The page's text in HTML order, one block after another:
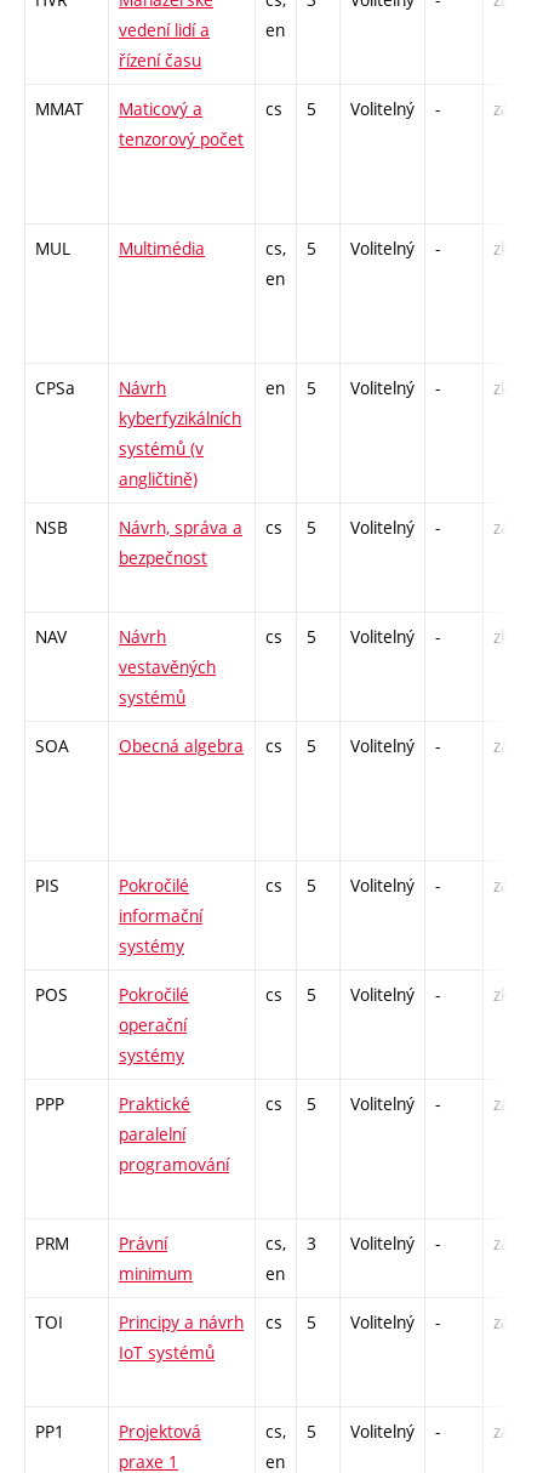
vedení lidí a
řízení času
en
MMAT
Maticový a
tenzorový počet
cs 5 Volitelný - zá,zk
MUL Multimédia
cs,
en
5 Volitelný - zk
CPSa
Návrh
kyberfyzikálních
systémů (v
angličtině)
en 5 Volitelný - zk
NSB
Návrh, správa a
bezpečnost
cs 5 Volitelný - zá,zk
NAV
Návrh
vestavěných
systémů
cs 5 Volitelný - zk
SOA Obecná algebra cs 5 Volitelný - zá,zk
PIS
Pokročilé
informační
systémy
cs 5 Volitelný - zá,zk
POS
Pokročilé
operační
systémy
cs 5 Volitelný - zk
PPP
Praktické
paralelní
programování
cs 5 Volitelný - zá,zk
PRM
Právní
minimum
cs,
en
3 Volitelný - zá
TOI
Principy a návrh
IoT systémů
cs 5 Volitelný - zá,zk
PP1
Projektová
praxe 1
cs,
en
5 Volitelný - zá